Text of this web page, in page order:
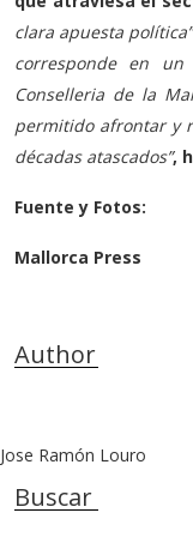
clara apuesta política”
corresponde en un
Conselleria de la
permitido afrontar y
décadas atascados”,
Fuente y Fotos:
Mallorca Press
Author
Jose Ramón Louro
Buscar